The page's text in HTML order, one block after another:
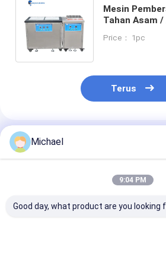
Mesin
Tahan Asam /
Tunggal
Price： 1pc
Terus
Rekomendasi Produk
Michael
9:04 PM
Good day, what product are you looking